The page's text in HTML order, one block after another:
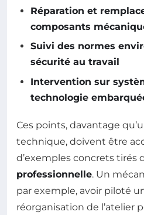
Réparation et
composants
Suivi des normes
sécurité au travail
Intervention sur
technologie
Ces points, davantage
technique, doivent être
d’exemples concrets tirés
professionnelle. Un
par exemple, avoir piloté
réorganisation de l’atelier